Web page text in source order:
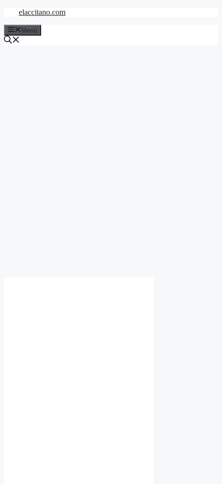
Saltar
contenido
elaccitano.com
Menú